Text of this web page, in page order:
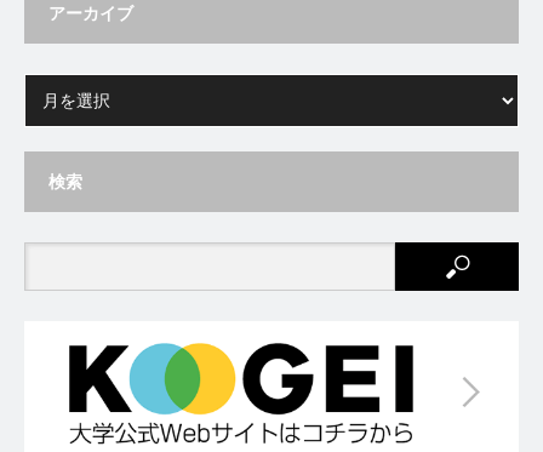
アーカイブ
検索